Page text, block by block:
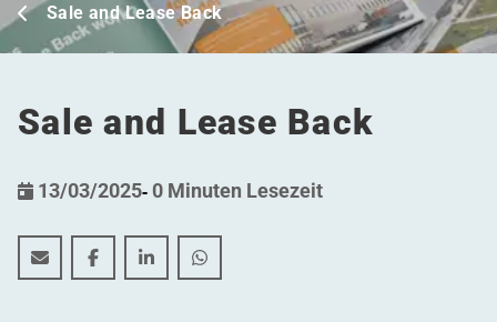
Sale and Lease Back
Sale and Lease Back
13/03/2025- 0 Minuten Lesezeit
Sale and Lease Back
Sale and Lease Back
Sale and Lease Back
Sale and Lease Back